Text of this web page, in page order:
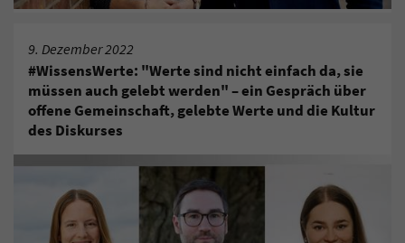
9. Dezember 2022
#WissensWerte: "Werte sind nicht einfach da, sie
müssen auch gelebt werden" – ein Gespräch über
offene Gemeinschaft, gelebte Werte und die Kultur
des Diskurses